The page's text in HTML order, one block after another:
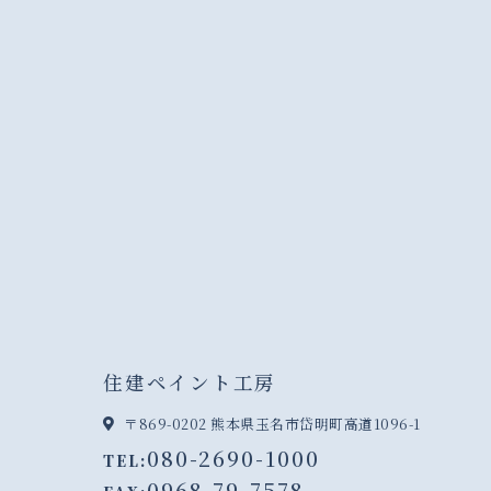
住建ペイント工房
〒869-0202 熊本県玉名市岱明町高道1096-1
TEL:080-2690-1000